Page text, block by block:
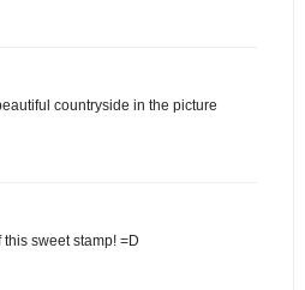
countryside in the picture
sweet stamp! =D